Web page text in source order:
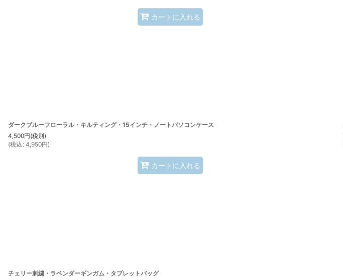
カートに入れる
ダークブルーフローラル・キルティング・15インチ・ノートパソコンケース
4,500円(税別)
(税込 : 4,950円)
カートに入れる
チェリー刺繍・ラベンダーギンガム・タブレットバッグ